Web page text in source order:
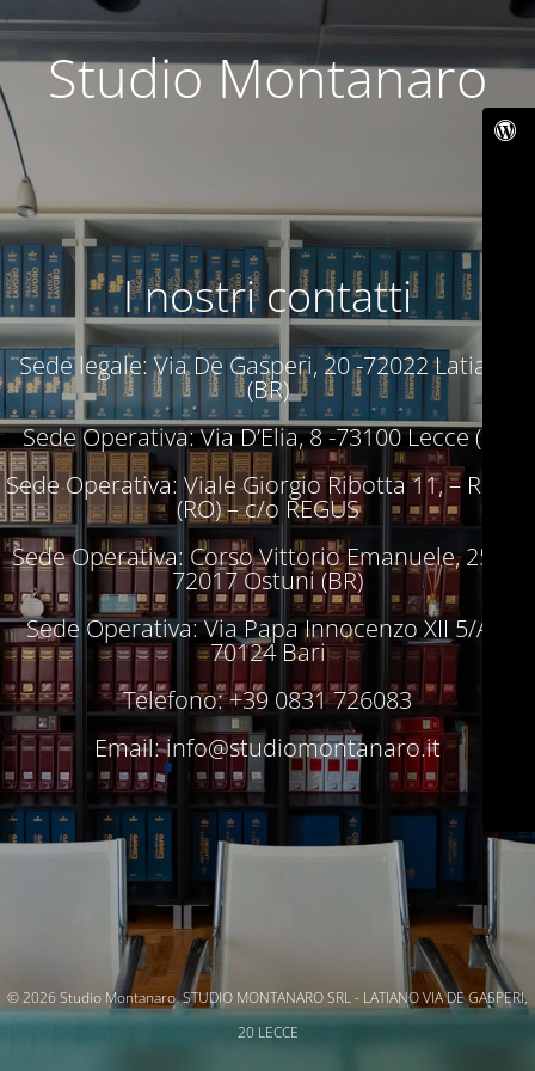
Studio Montanaro
I nostri contatti
Sede legale: Via De Gasperi, 20 -72022 Latiano
(BR)
Sede Operativa: Via D’Elia, 8 -73100 Lecce (LE)
Sede Operativa: Viale Giorgio Ribotta 11, – Roma
(RO) – c/o REGUS
Sede Operativa: Corso Vittorio Emanuele, 250 –
72017 Ostuni (BR)
Sede Operativa: Via Papa Innocenzo XII 5/A –
70124 Bari
Telefono: +39 0831 726083
Email:info@studiomontanaro.it
© 2026 Studio Montanaro. STUDIO MONTANARO SRL - LATIANO VIA DE GASPERI,
20 LECCE